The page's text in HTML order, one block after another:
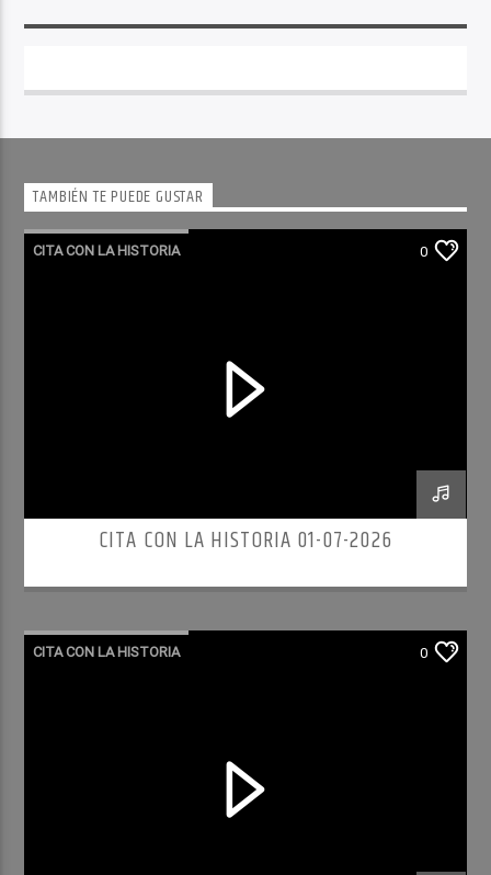
TAMBIÉN TE PUEDE GUSTAR
CITA CON LA HISTORIA 0
CITA CON LA HISTORIA 01-07-2026
CITA CON LA HISTORIA 0